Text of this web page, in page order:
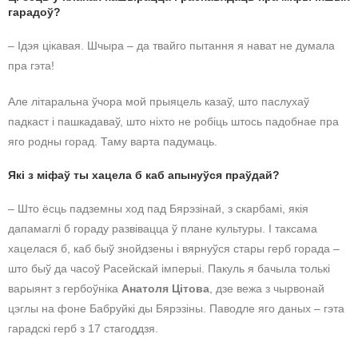
гарадоў?
– Ідэя цікавая. Шчыра – да твайго пытання я нават не думала
пра гэта!
Але літаральна ўчора мой прыяцель казаў, што паслухаў
падкаст і пашкадаваў, што ніхто не робіць штось падобнае пра
яго родны горад. Таму варта падумаць.
Які з міфаў ты хацела б каб апынуўся праўдай?
– Што ёсць падземны ход пад Бярэзінай, з скарбамі, якія
дапамаглі б гораду развівацца ў плане культуры. І таксама
хацелася б, каб быў знойдзены і вярнуўся стары герб горада –
што быў да часоў Расейскай імперыі. Пакуль я бачыла толькі
варыянт з гербоўніка Анатоля Цітова , дзе вежа з чырвонай
цэглы на фоне Бабруйкі ды Бярэзіны. Паводле яго даных – гэта
гарадскі герб з 17 стагоддзя.